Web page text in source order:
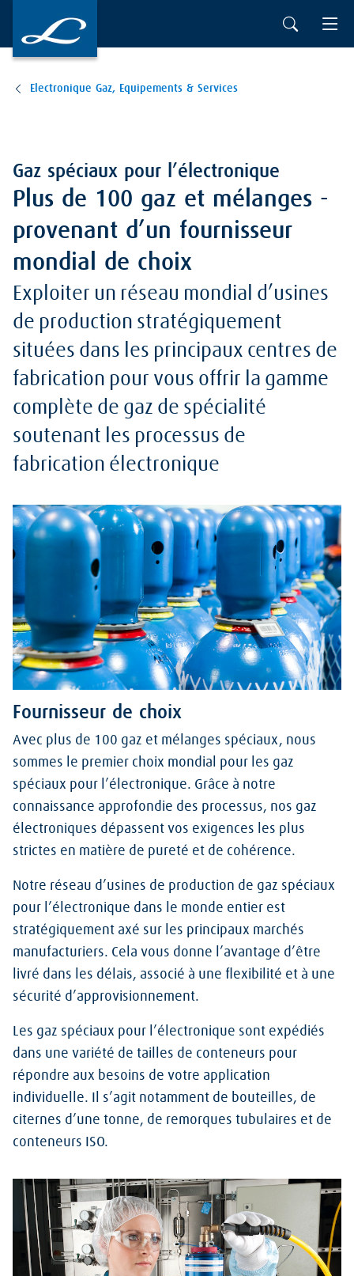
Electronique Gaz, Equipements & Services
Gaz spéciaux pour l’électronique
Plus de 100 gaz et mélanges -
provenant d’un fournisseur
mondial de choix
Exploiter un réseau mondial d’usines
de production stratégiquement
situées dans les principaux centres de
fabrication pour vous offrir la gamme
complète de gaz de spécialité
soutenant les processus de
fabrication électronique
Fournisseur de choix
Avec plus de 100 gaz et mélanges spéciaux, nous
sommes le premier choix mondial pour les gaz
spéciaux pour l’électronique. Grâce à notre
connaissance approfondie des processus, nos gaz
électroniques dépassent vos exigences les plus
strictes en matière de pureté et de cohérence.
Notre réseau d’usines de production de gaz spéciaux
pour l’électronique dans le monde entier est
stratégiquement axé sur les principaux marchés
manufacturiers. Cela vous donne l’avantage d’être
livré dans les délais, associé à une flexibilité et à une
sécurité d’approvisionnement.
Les gaz spéciaux pour l’électronique sont expédiés
dans une variété de tailles de conteneurs pour
répondre aux besoins de votre application
individuelle. Il s’agit notamment de bouteilles, de
citernes d’une tonne, de remorques tubulaires et de
conteneurs ISO.